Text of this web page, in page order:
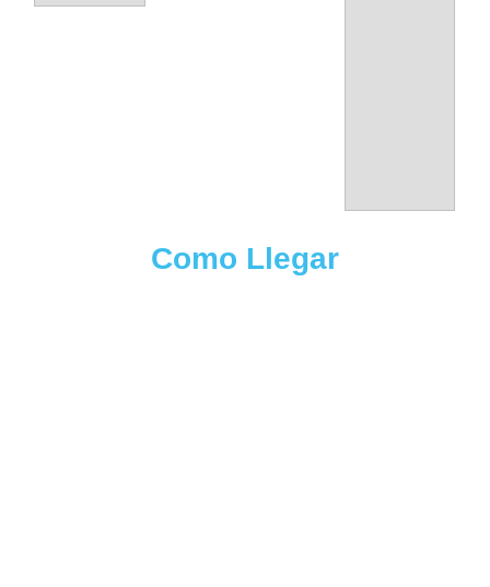
Como Llegar